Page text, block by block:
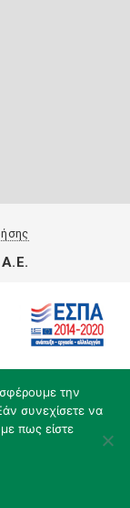
την
συνεχίσετε να
πως είστε